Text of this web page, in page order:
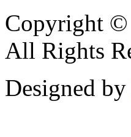
Copyright ©
All Rights
Designed by